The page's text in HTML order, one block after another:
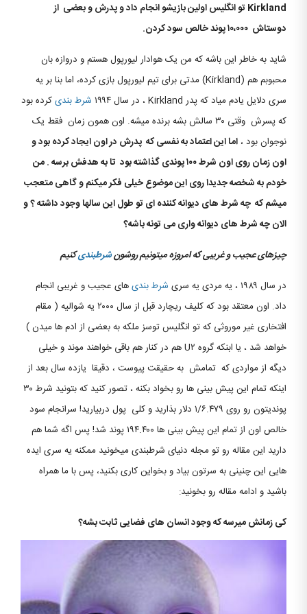
Kirkland تو انگلیس اولین بازیشو انجام داد و پدرش و بعضی از
دوستاش ۱۰،۰۰۰ پوند خالص سود کردن.
شاید به خاطر این باشه که من یک هوادار لیورپول هستم و دروازه بان
محبوبم هم (Kirkland) مدتی برای تیم لیورپول بازی کرده، اما بنا بر یه
سری دلایل یادم میاد که پدر Kirkland ، در سال ۱۹۹۴
شرط بندیکرده بود
که پسرش وقتی ۳۰ سالش بشه برنده میشه. اون همون زمان فقط یک
نوجوان بود ، اما این اعتماد به نفسی که پدرش در اون ایجاد کرده بود و
اون زمان روی اون شرط ۱۰۰ پوندی گذاشته بود تا به هدفش برسه . من
خودم به شخصه جدیدا روی این موضوع خیلی فکر میکنم و گاهی متعجب
میشم که چه شرط های دیوانه کننده ای تو طول این سالها وجود داشته ؟ و
الان چه شرط های دیوانه واری می تونه باشه؟
چیزهای عجیب و غریبی که امروزه میتونیم روشونشرطبندیکنیم
در سال ۱۹۸۹ ، یه مردی یه سری شرط بندیهای عجیب و غریبی انجام
داد. اون معتقد بود كه كلیف ریچارد قبل از سال ۲۰۰۰ یه شوالیه ( مقام
افتخاری غیر موروثی که تو انگلیس توسز ملکه به بعضی از ادم ها میدن )
خواهد شد ، یا ابنکه گروه U۲ هم در كنار هم باقی خواهند موند و خیلی
دیگه از مواردی که تمامش به حقیقت پیوست ، دقیقا یازده سال بعد از
اینکه تمام این پیش بینی ها رو بخواد بکنه ، تصور کنید که بتونید شرط ۳۰
پوندیتون رو روی ۱/۶.۴۷۹ دلار بذارید و کلی پول دربیارید! سرانجام سود
خالص اون از تمام این پیش بینی ها ۱۹۴.۴۰۰ پوند شد! پس اگه شما هم
دارید این مقاله رو تو مجله دنیای شرطبندی میخونید ممکنه یه سری ایده
هایی این چنینی به سرتون بیاد و بخواین کاری بکنید، پس با ما همراه
باشید و ادامه مقاله رو بخونید:
کی زمانش میرسه که وجود انسان های فضایی ثابت بشه؟